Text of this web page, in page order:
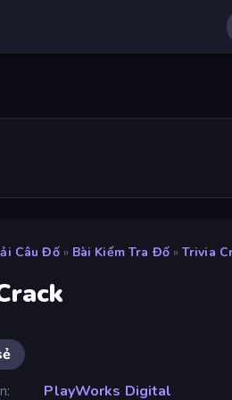
Câu Đố » Bài Kiểm Tra Đố » Trivia
PlayWorks Digital